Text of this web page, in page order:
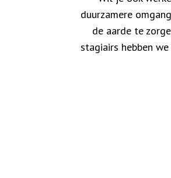
duurzamere
de aarde te
stagiairs hebben